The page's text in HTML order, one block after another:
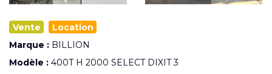
Vente
Location
Marque : BILLION
Modèle : 400T H 2000 SELECT DIXIT 3